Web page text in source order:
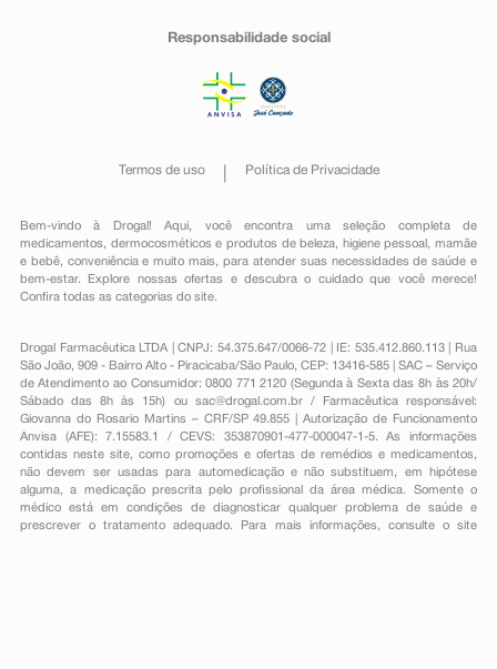
Responsabilidade social
Termos de uso Política de Privacidade
Bem-vindo à Drogal! Aqui, você encontra uma seleção completa de
medicamentos , dermocosméticos e produtos de beleza, higiene pessoal ,mamãe
e bebê, conveniênciae muito mais, para atender suas necessidades de saúde e
bem-estar. Explore nossas ofertas e descubra o cuidado que você merece!
Confira todas as categorias do site.
Drogal Farmacêutica LTDA | CNPJ: 54.375.647/0066-72 | IE: 535.412.860.113 | Rua
São João, 909 - Bairro Alto - Piracicaba/São Paulo, CEP: 13416-585 | SAC – Serviço
de Atendimento ao Consumidor: 0800 771 2120 (Segunda à Sexta das 8h às 20h/
Sábado das 8h às 15h) ou sac@drogal.com.br/ Farmacêutica responsável:
Giovanna do Rosario Martins – CRF/SP 49.855 | Autorização de Funcionamento
Anvisa (AFE): 7.15583.1 / CEVS: 353870901-477-000047-1-5. As informações
contidas neste site, como promoções e ofertas de remédios e medicamentos,
não devem ser usadas para automedicação e não substituem, em hipótese
alguma, a medicação prescrita pelo profissional da área médica. Somente o
médico está em condições de diagnosticar qualquer problema de saúde e
prescrever o tratamento adequado. Para mais informações, consulte o site